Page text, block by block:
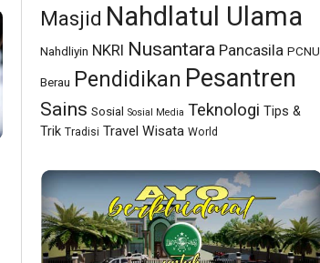
Masjid Nahdlatul Ulama
Nahdliyin NKRI Nusantara Pancasila PCNU
Berau Pendidikan Pesantren
Sains Sosial Sosial Media Teknologi Tips &
Trik Tradisi Travel Wisata World